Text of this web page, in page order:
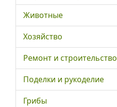
Животные
Хозяйство
Ремонт и строительство
Поделки и рукоделие
Грибы